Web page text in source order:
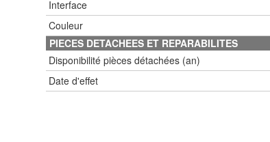
Interface
Couleur
PIECES DETACHEES ET REPARABILITES
Disponibilité pièces détachées (an)
Date d'effet